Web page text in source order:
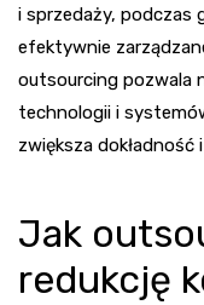
i sprzedaży, podczas
efektywnie
outsourcing pozwala
technologii i
zwiększa dokładność
Jak
redukcję